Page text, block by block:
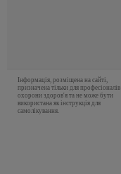
Інформація, розміщена на сайті,
призначена тільки для професіоналів
охорони здоров'я та не може бути
використана як інструкція для
самолікування.